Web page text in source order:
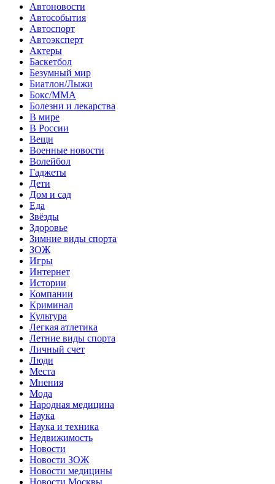
Автоновости
Автособытия
Автоспорт
Автоэксперт
Актеры
Баскетбол
Безумный мир
Биатлон/Лыжи
Бокс/MMA
Болезни и лекарства
В мире
В России
Вещи
Военные новости
Волейбол
Гаджеты
Дети
Дом и сад
Еда
Звёзды
Здоровье
Зимние виды спорта
ЗОЖ
Игры
Интернет
Истории
Компании
Криминал
Культура
Легкая атлетика
Летние виды спорта
Личный счет
Люди
Места
Мнения
Мода
Народная медицина
Наука
Наука и техника
Недвижимость
Новости
Новости ЗОЖ
Новости медицины
Новости Москвы